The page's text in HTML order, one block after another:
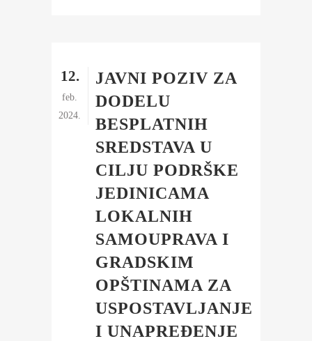
12.
feb.
2024.
JAVNI POZIV ZA
DODELU
BESPLATNIH
SREDSTAVA U
CILJU PODRŠKE
JEDINICAMA
LOKALNIH
SAMOUPRAVA I
GRADSKIM
OPŠTINAMA ZA
USPOSTAVLJANJE
I UNAPREĐENJE